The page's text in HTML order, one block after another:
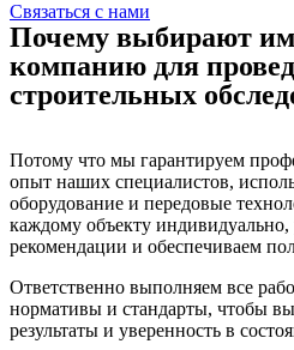
Связаться с нами
Почему выбирают
компанию для
строительных
Потому что мы гарантируем
опыт наших специалистов,
оборудование и передовые
каждому объекту индивидуально,
рекомендации и обеспечиваем
Ответственно выполняем все
нормативы и стандарты, чтобы
результаты и уверенность в